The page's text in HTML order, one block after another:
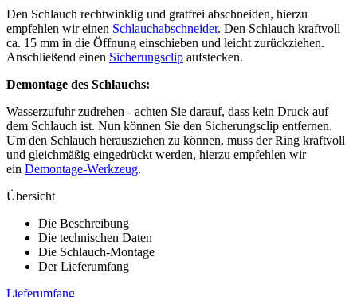
Den Schlauch rechtwinklig und gratfrei abschneiden, hierzu
empfehlen wir einen Schlauchabschneider. Den Schlauch kraftvoll
ca. 15 mm in die Öffnung einschieben und leicht zurückziehen.
Anschließend einen Sicherungsclip aufstecken.
Demontage des Schlauchs:
Wasserzufuhr zudrehen - achten Sie darauf, dass kein Druck auf
dem Schlauch ist. Nun können Sie den Sicherungsclip entfernen.
Um den Schlauch herausziehen zu können, muss der Ring kraftvoll
und gleichmäßig eingedrückt werden, hierzu empfehlen wir
ein Demontage-Werkzeug.
Übersicht
Die Beschreibung
Die technischen Daten
Die Schlauch-Montage
Der Lieferumfang
Lieferumfang